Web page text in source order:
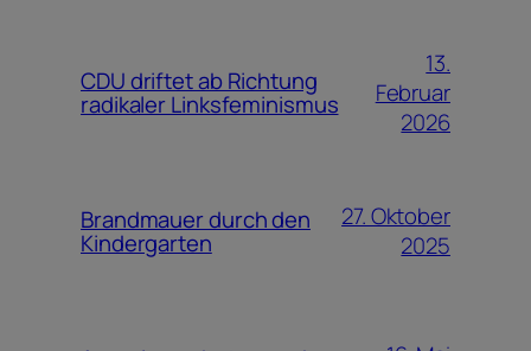
CDU driftet ab Richtung
radikaler Linksfeminismus
13.
Februar
2026
Brandmauer durch den
Kindergarten
27. Oktober
2025